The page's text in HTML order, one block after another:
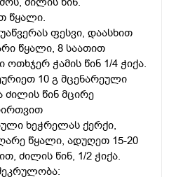
წყალი.
ფესვი, დაასხით
წყალი, 8 საათით
ჭამის წინ 1/4 ჭიქა.
10 გ მცენარეული
წინ მცირე
ხეჭრელას ქერქი,
წყალი, ადუღეთ 15-20
ძილის წინ, 1/2 ჭიქა.